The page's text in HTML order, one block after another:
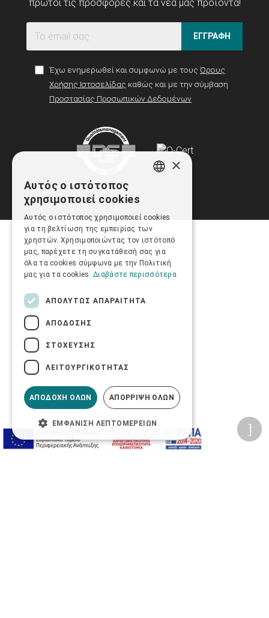
πρώτοι τις προσφορές και τα νέα μας προϊόντα!
ΕΓΓΡΑΦΗ
Έχω ενημερωθεί και συμφωνώ με τους Όρους
Χρήσης Ιστοσελίδας καθώς και με την σύμβαση
Προστασίας Προσωπικών Δεδομένων
×
Αυτός ο ιστότοπος
χρησιμοποιεί cookies
Αυτός ο ιστότοπος χρησιμοποιεί cookies
για τη βελτίωση της εμπειρίας των
χρηστών. Χρησιμοποιώντας τον ιστότοπό
μας, παρέχετε τη συγκατάθεσή σας για
όλα τα cookies σύμφωνα με την Πολιτική
μας για τα cookies. Διαβάστε περισσότερα
ΑΠΟΛΎΤΩΣ ΑΠΑΡΑΊΤΗΤΑ
ΑΠΌΔΟΣΗΣ
ΣΤΌΧΕΥΣΗΣ
ΛΕΙΤΟΥΡΓΙΚΌΤΗΤΑΣ
ΑΠΟΔΟΧΉ ΌΛΩΝ ΑΠΌΡΡΙΨΗ ΌΛΩΝ
ΕΜΦΆΝΙΣΗ ΛΕΠΤΟΜΕΡΕΙΏΝ